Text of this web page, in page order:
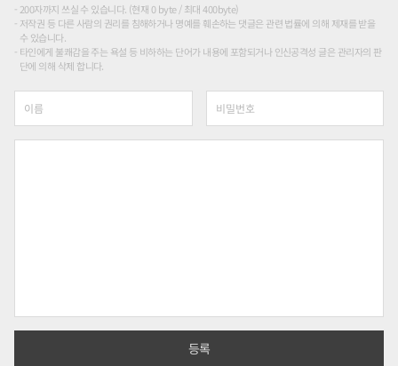
200자까지 쓰실 수 있습니다. (현재 0 byte / 최대 400byte)
저작권 등 다른 사람의 권리를 침해하거나 명예를 훼손하는 댓글은 관련 법률에 의해 제재를 받을
수 있습니다.
타인에게 불쾌감을 주는 욕설 등 비하하는 단어가 내용에 포함되거나 인신공격성 글은 관리자의 판
단에 의해 삭제 합니다.